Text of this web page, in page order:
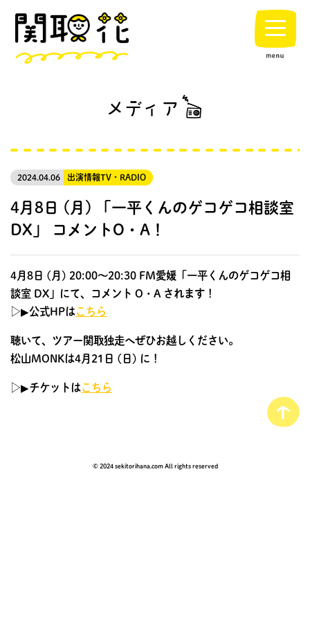
2024.04.06 出演情報TV・RADIO
4月8日 (月) 「一平くんのゲコゲコ相談室
DX」 コメントO・A！
4月8日 (月) 20:00〜20:30 FM愛媛「一平くんのゲコゲコ相
談室 DX」にて、コメント O・A されます！
▷▶︎公式HPはこちら
聴いて、ツアー関取独走へぜひお越しください。
松山MONKは4月21日 (日) に！
▷▶︎チケットはこちら
© 2024 sekitorihana.com All rights reserved